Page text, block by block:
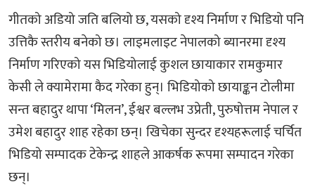
गीतको अडियो जति बलियो छ, यसको दृश्य निर्माण र भिडियो पनि
उत्तिकै स्तरीय बनेको छ। लाइमलाइट नेपालको ब्यानरमा दृश्य
निर्माण गरिएको यस भिडियोलाई कुशल छायाकार रामकुमार
केसी ले क्यामेरामा कैद गरेका हुन्। भिडियोको छायाङ्कन टोलीमा
सन्त बहादुर थापा ‘मिलन’, ईश्वर बल्लभ उप्रेती, पुरुषोत्तम नेपाल र
उमेश बहादुर शाह रहेका छन्। खिचेका सुन्दर दृश्यहरूलाई चर्चित
भिडियो सम्पादक टेकेन्द्र शाहले आकर्षक रूपमा सम्पादन गरेका
छन्।